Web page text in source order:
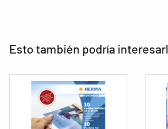
Esto también podría